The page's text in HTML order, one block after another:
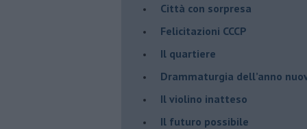
Città con sorpresa
Felicitazioni CCCP
​Il quartiere
​Drammaturgia dell’anno
​Il violino inatteso
​Il futuro possibile